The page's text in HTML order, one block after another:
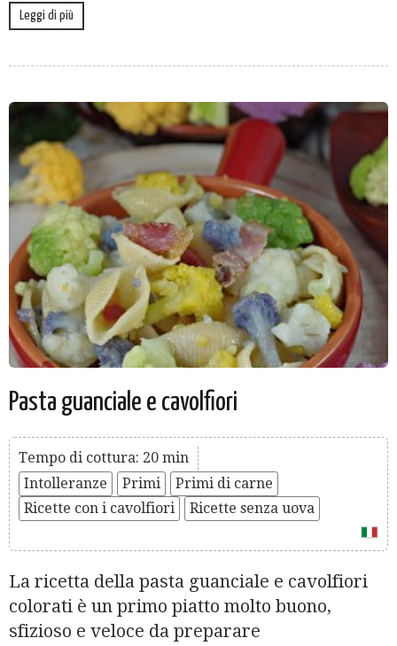
Leggi di più
Pasta guanciale e cavolfiori
Tempo di cottura: 20 min
Intolleranze
Primi
Primi di carne
Ricette con i cavolfiori
Ricette senza uova
La ricetta della pasta guanciale e cavolfiori
colorati è un primo piatto molto buono,
sfizioso e veloce da preparare